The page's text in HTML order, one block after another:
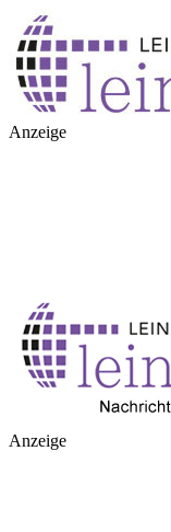
Anzeige
Anzeige